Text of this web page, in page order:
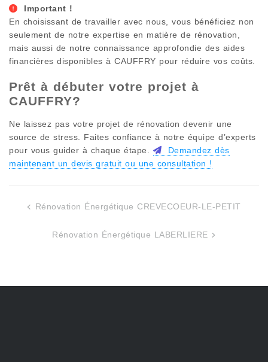
Important !
En choisissant de travailler avec nous, vous bénéficiez non
seulement de notre expertise en matière de rénovation,
mais aussi de notre connaissance approfondie des aides
financières disponibles à CAUFFRY pour réduire vos coûts.
Prêt à débuter votre projet à
CAUFFRY?
Ne laissez pas votre projet de rénovation devenir une
source de stress. Faites confiance à notre équipe d’experts
pour vous guider à chaque étape.
Demandez dès
maintenant un devis gratuit ou une consultation !
Rénovation Énergétique CREVECOEUR-LE-PETIT
Rénovation Énergétique LABERLIERE